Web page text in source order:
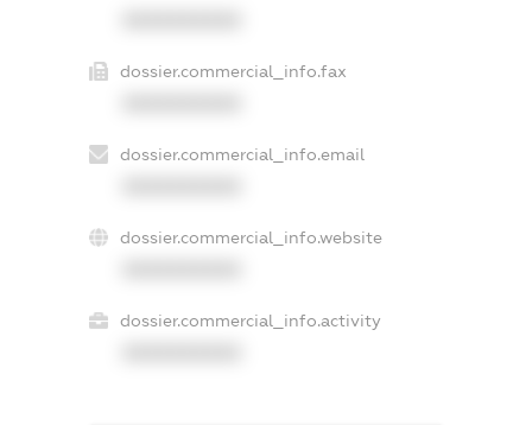
dossier.commercial_info.fax
dossier.commercial_info.email
dossier.commercial_info.website
dossier.commercial_info.activity